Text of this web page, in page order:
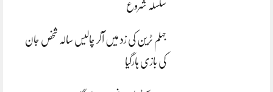
سلسلہ شروع
جہلم ٹرین کی زد میں آکر چالیس سالہ شخص جان
کی بازی ہارگیا